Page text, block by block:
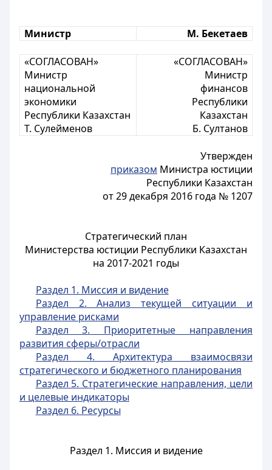
Министр М. Бекетаев
«СОГЛАСОВАН»
Министр
национальной
экономики
Республики Казахстан
Т. Сулейменов
«СОГЛАСОВАН»
Министр
финансов
Республики
Казахстан
Б. Султанов
Утвержден
приказом Министра юстиции
Республики Казахстан
от 29 декабря 2016 года № 1207
Стратегический план
Министерства юстиции Республики Казахстан
на 2017-2021 годы
Раздел 1. Миссия и видение
Раздел 2. Анализ текущей ситуации и
управление рисками
Раздел 3. Приоритетные направления
развития сферы/отрасли
Раздел 4. Архитектура взаимосвязи
стратегического и бюджетного планирования
Раздел 5. Стратегические направления, цели
и целевые индикаторы
Раздел 6. Ресурсы
Раздел 1. Миссия и видение